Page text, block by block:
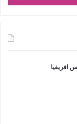
افريقيا